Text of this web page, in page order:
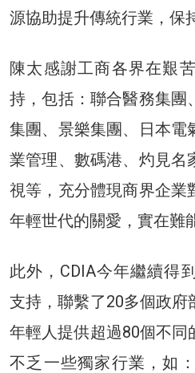
源協助提升傳統行業，保
陳太感謝工商各界在艱
持，包括：聯合醫務集團
集團、景樂集團、日本電
業管理、數碼港、灼見名
視等，充分體現商界企業
年輕世代的關愛，實在難
此外，CDIA今年繼續得
支持，聯繫了20多個政府
年輕人提供超過80個不同
不乏一些獨家行業，如